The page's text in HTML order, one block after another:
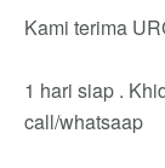
Kami terima
1 hari siap .
call/whatsaap